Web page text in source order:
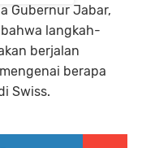
Gubernur Jabar,
langkah-
berjalan
berapa
Swiss.